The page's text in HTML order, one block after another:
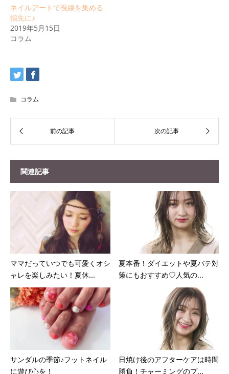
し
ィ
ン
ネイルアートで視線を集める
指先に♪
2019年5月15日
コラム
コラム
関連記事
ママだっていつでも可愛くオシ
ャレを楽しみたい！夏休...
夏本番！ダイエットや夏バテ対
策にもおすすめ♡人気の...
サンダルの季節♪フットネイル
に遊び心を！
日焼け後のアフターケアは時間
勝負！チャーミングのプ...